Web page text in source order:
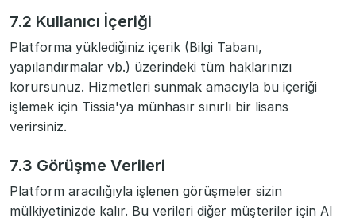
7.2 Kullanıcı İçeriği
Platforma yüklediğiniz içerik (Bilgi Tabanı,
yapılandırmalar vb.) üzerindeki tüm haklarınızı
korursunuz. Hizmetleri sunmak amacıyla bu içeriği
işlemek için Tissia'ya münhasır sınırlı bir lisans
verirsiniz.
7.3 Görüşme Verileri
Platform aracılığıyla işlenen görüşmeler sizin
mülkiyetinizde kalır. Bu verileri diğer müşteriler için AI